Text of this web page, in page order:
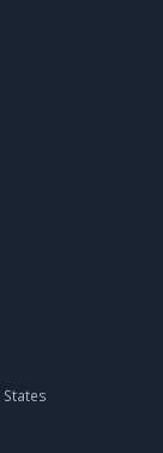
States